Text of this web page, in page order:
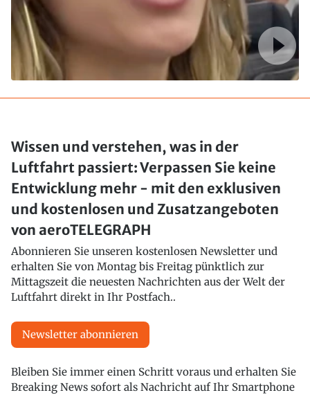
Wissen und verstehen, was in der
Luftfahrt passiert: Verpassen Sie keine
Entwicklung mehr - mit den exklusiven
und kostenlosen und Zusatzangeboten
von aeroTELEGRAPH
Abonnieren Sie unseren kostenlosen Newsletter und
erhalten Sie von Montag bis Freitag pünktlich zur
Mittagszeit die neuesten Nachrichten aus der Welt der
Luftfahrt direkt in Ihr Postfach..
Newsletter abonnieren
Bleiben Sie immer einen Schritt voraus und erhalten Sie
Breaking News sofort als Nachricht auf Ihr Smartphone